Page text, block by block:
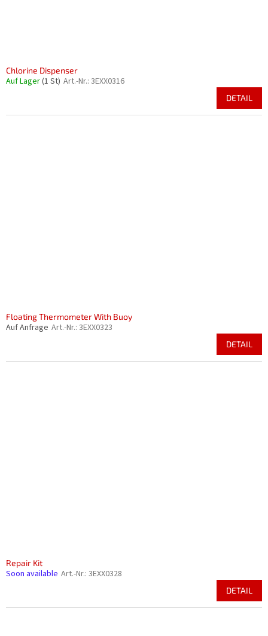
Chlorine Dispenser
Auf Lager(1 St) Art.-Nr.: 3EXX0316
DETAIL
Floating Thermometer With Buoy
Auf Anfrage Art.-Nr.: 3EXX0323
DETAIL
Repair Kit
Soon available Art.-Nr.: 3EXX0328
DETAIL